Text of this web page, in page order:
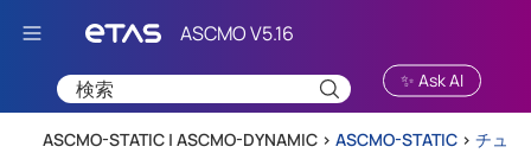
Skip To Main Content
✨ Ask AI
ASCMO-STATIC | ASCMO-DYNAMIC > ASCMO-STATIC > チュ